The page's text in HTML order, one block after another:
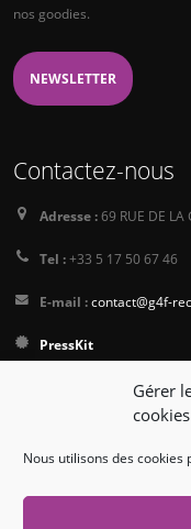
Gérer
cookies
Nous utilisons des
nos goodies.
NEWSLETTER
Contactez-nous
Adresse :69 RUE DE LA
Tel :+33 5 17 50 67 46
E-mail :contact@g4f-
PressKit
Conditions générales
Politique de